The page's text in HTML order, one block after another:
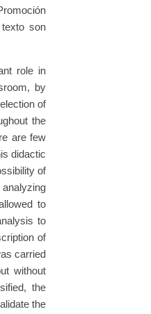
son
role in
by
of
the
are few
didactic
of
to
to
of
carried
without
the
the